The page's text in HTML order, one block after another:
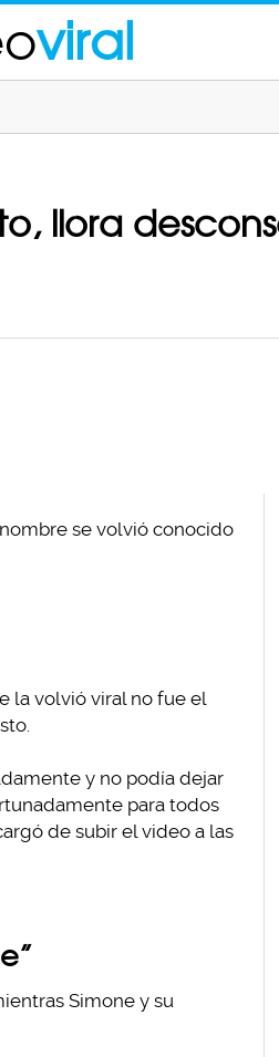
viral
llora
se volvió conocido
la volvió viral no fue el
y no podía dejar
para todos
de subir el video a las
Simone y su